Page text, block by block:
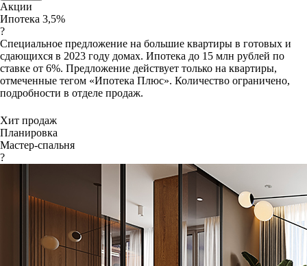
Акции
Ипотека 3,5%
?
Специальное предложение на большие квартиры в готовых и
сдающихся в 2023 году домах. Ипотека до 15 млн рублей по
ставке от 6%. Предложение действует только на квартиры,
отмеченные тегом «Ипотека Плюс». Количество ограничено,
подробности в отделе продаж.
Хит продаж
Планировка
Мастер-спальня
?